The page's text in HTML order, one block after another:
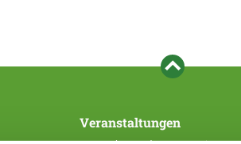
Veranstaltungen